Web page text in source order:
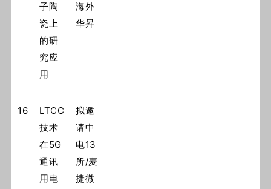
子陶
瓷上
的研
究应
用
海外
华昇
16
LTCC
技术
在5G
通讯
用电
拟邀
请中
电13
所/麦
捷微